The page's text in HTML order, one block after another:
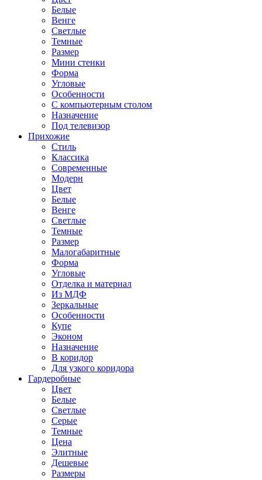
Белые
Венге
Светлые
Темные
Размер
Мини стенки
Форма
Угловые
Особенности
С компьютерным столом
Назначение
Под телевизор
Прихожие
Стиль
Классика
Современные
Модерн
Цвет
Белые
Венге
Светлые
Темные
Размер
Малогабаритные
Форма
Угловые
Отделка и материал
Из МДФ
Зеркальные
Особенности
Купе
Эконом
Назначение
В коридор
Для узкого коридора
Гардеробные
Цвет
Белые
Светлые
Серые
Темные
Цена
Элитные
Дешевые
Размеры